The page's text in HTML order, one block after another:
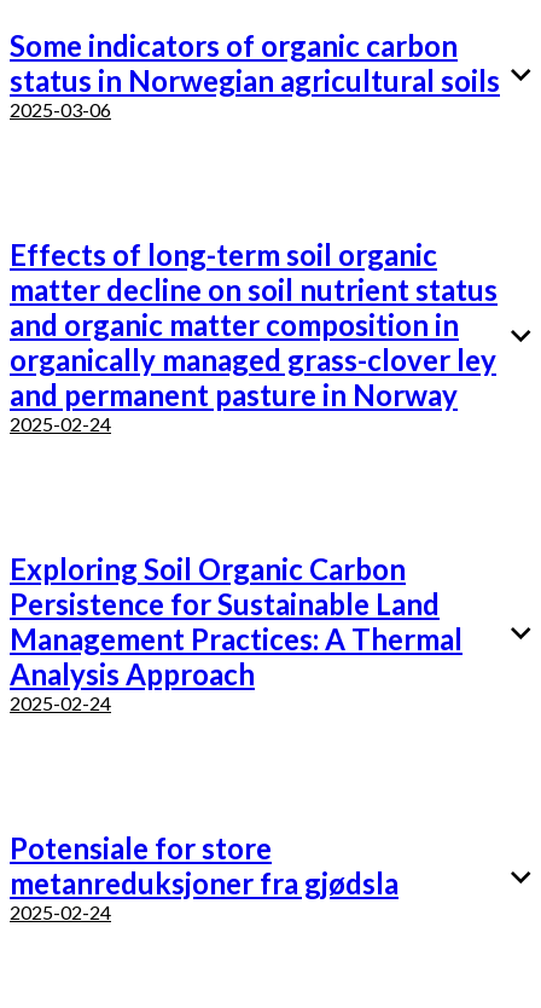
Some indicators of organic carbon
status in Norwegian agricultural soils
2025-03-06
Effects of long-term soil organic
matter decline on soil nutrient status
and organic matter composition in
organically managed grass-clover ley
and permanent pasture in Norway
2025-02-24
Exploring Soil Organic Carbon
Persistence for Sustainable Land
Management Practices: A Thermal
Analysis Approach
2025-02-24
Potensiale for store
metanreduksjoner fra gjødsla
2025-02-24